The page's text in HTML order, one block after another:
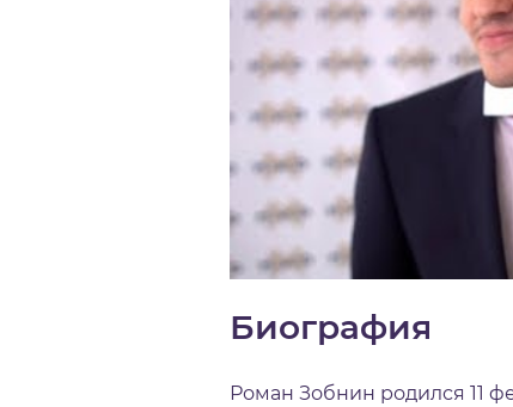
Биография
Роман Зобнин родился 11